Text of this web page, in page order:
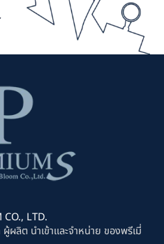
LTD.
ลิต นำเข้าและจำหน่าย ของพรีเมี่